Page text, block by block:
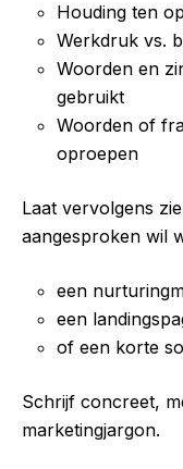
Houding ten
Werkdruk vs.
Woorden en
gebruikt
Woorden of
oproepen
Laat vervolgens
aangesproken wil
een
een
of een korte
Schrijf concreet,
marketingjargon.